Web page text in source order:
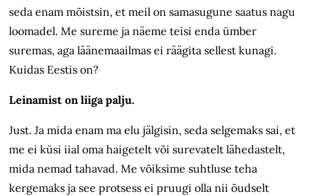
seda enam mõistsin, et meil on samasugune saatus nagu
loomadel. Me sureme ja näeme teisi enda ümber
suremas, aga läänemaailmas ei räägita sellest kunagi.
Kuidas Eestis on?
Leinamist on liiga palju.
Just. Ja mida enam ma elu jälgisin, seda selgemaks sai, et
me ei küsi iial oma haigetelt või surevatelt lähedastelt,
mida nemad tahavad. Me võiksime suhtluse teha
kergemaks ja see protsess ei pruugi olla nii õudselt